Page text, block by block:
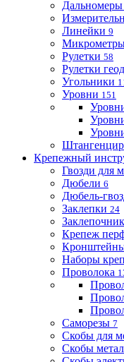
Дальномеры
Линейки 9
Рулетки 58
Рулетки
Угольники
Уровни 151
Крепежный
Гвозди для
Дюбели 6
Дюбель-
Заклепки 24
Крепеж
Наборы
Проволока
Саморезы 7
Скобы для
Скобы